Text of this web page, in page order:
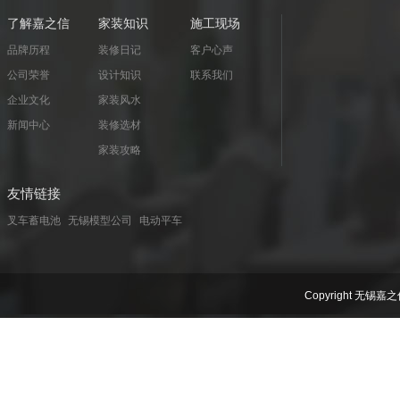
了解嘉之信
品牌历程
公司荣誉
企业文化
新闻中心
家装知识
装修日记
设计知识
家装风水
装修选材
家装攻略
施工现场
客户心声
联系我们
友情链接
叉车蓄电池 无锡模型公司 电动平车
Copyright 无锡嘉